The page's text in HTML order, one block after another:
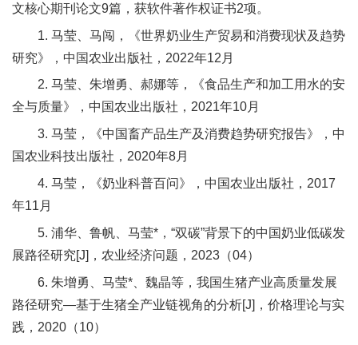
文核心期刊论文9篇，获软件著作权证书2项。
1. 马莹、马闯，《世界奶业生产贸易和消费现状及趋势
研究》，中国农业出版社，2022年12月
2. 马莹、朱增勇、郝娜等，《食品生产和加工用水的安
全与质量》，中国农业出版社，2021年10月
3. 马莹，《中国畜产品生产及消费趋势研究报告》，中
国农业科技出版社，2020年8月
4. 马莹，《奶业科普百问》，中国农业出版社，2017
年11月
5. 浦华、鲁帆、马莹*，“双碳”背景下的中国奶业低碳发
展路径研究[J]，农业经济问题，2023（04）
6. 朱增勇、马莹*、魏晶等，我国生猪产业高质量发展
路径研究—基于生猪全产业链视角的分析[J]，价格理论与实
践，2020（10）